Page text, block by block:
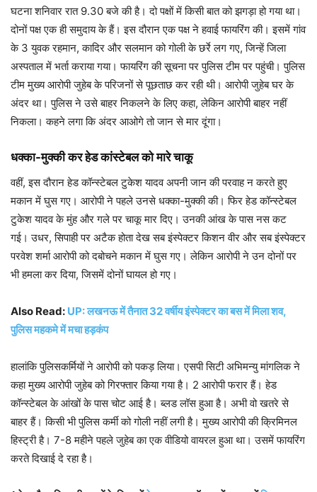
घटना शनिवार रात 9.30 बजे की है। दो पक्षों में किसी बात को झगड़ा हो गया था।
दोनों पक्ष एक ही समुदाय के हैं। इस दौरान एक पक्ष ने हवाई फायरिंग की। इसमें गांव
के 3 युवक रहमान, कादिर और सलमान को गोली के छर्रे लग गए, जिन्हें जिला
अस्पताल में भर्ता कराया गया। फायरिंग की सूचना पर पुलिस टीम पर पहुंची। पुलिस
टीम मुख्य आरोपी जुहेब के परिजनों से पूछताछ कर रही थी। आरोपी जुहेब घर के
अंदर था। पुलिस ने उसे बाहर निकलने के लिए कहा, लेकिन आरोपी बाहर नहीं
निकला। कहने लगा कि अंदर आओगे तो जान से मार दूंगा।
धक्का-मुक्की कर हेड कांस्टेबल को मारे चाकू
वहीं, इस दौरान हेड कॉन्स्टेबल टुकेश यादव अपनी जान की परवाह न करते हुए
मकान में घुस गए। आरोपी ने पहले उनसे धक्का-मुक्की की। फिर हेड कॉन्स्टेबल
टुकेश यादव के मुंह और गले पर चाकू मार दिए। उनकी आंख के पास नस कट
गई। उधर, सिपाही पर अटैक होता देख सब इंस्पेक्टर किशन वीर और सब इंस्पेक्टर
परवेश शर्मा आरोपी को दबोचने मकान में घुस गए। लेकिन आरोपी ने उन दोनों पर
भी हमला कर दिया, जिसमें दोनों घायल हो गए।
Also Read: UP: लखनऊ में तैनात 32 वर्षीय इंस्पेक्टर का बस में मिला शव,
पुलिस महकमे में मचा हड़कंप
हालांकि पुलिसकर्मियों ने आरोपी को पकड़ लिया। एसपी सिटी अभिमन्यु मांगलिक ने
कहा मुख्य आरोपी जुहेब को गिरफ्तार किया गया है। 2 आरोपी फरार हैं। हेड
कॉन्स्टेबल के आंखों के पास चोट आई है। ब्लड लॉस हुआ है। अभी वो खतरे से
बाहर हैं। किसी भी पुलिस कर्मी को गोली नहीं लगी है। मुख्य आरोपी की क्रिमिनल
हिस्ट्री है। 7-8 महीने पहले जुहेब का एक वीडियो वायरल हुआ था। उसमें फायरिंग
करते दिखाई दे रहा है।